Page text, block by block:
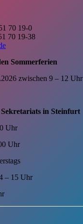
70 19-0
70 19-38
Sommerferien
zwischen 9 – 12 Uhr
Sekretariats in Steinfurt
Uhr
Uhr
– 15 Uhr